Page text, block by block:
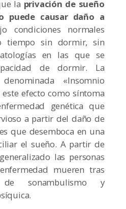
la privación de sueño
puede causar daño a
condiciones normales
tiempo sin dormir, sin
en las que se
de dormir. La
«Insomnio
efecto como síntoma
genética que
a partir del daño de
que desemboca en una
el sueño. A partir de
las personas
mueren tras
sonambulismo y